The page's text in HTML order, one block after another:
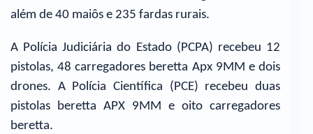
além de 40 maiôs e 235 fardas rurais.
A Polícia Judiciária do Estado (PCPA) recebeu 12
pistolas, 48 carregadores beretta Apx 9MM e dois
drones. A Polícia Científica (PCE) recebeu duas
pistolas beretta APX 9MM e oito carregadores
beretta.